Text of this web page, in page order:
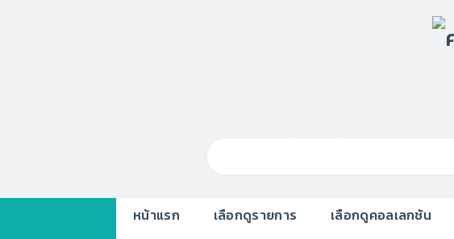
หน้าแรก เลือกดูรายการ เลือกดูคอลเลกชัน